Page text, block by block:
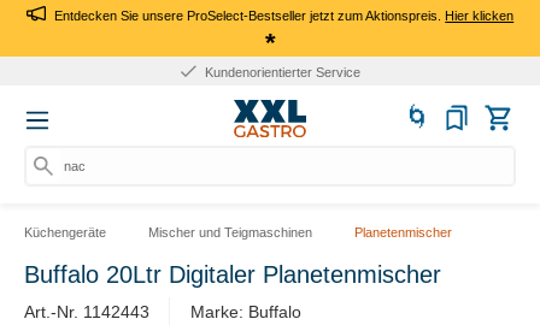
Entdecken Sie unsere ProSelect-Bestseller jetzt zum Aktionspreis.Hier klicken
*
Kundenorientierter Service
nach
Küchengeräte Mischer und Teigmaschinen Planetenmischer
Buffalo 20Ltr Digitaler Planetenmischer
Art.-Nr. 1142443 Marke: Buffalo